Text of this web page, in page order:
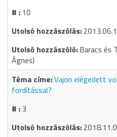
10
Baracs és
Ágnes)
Vajon elégedett
fordítással?
3